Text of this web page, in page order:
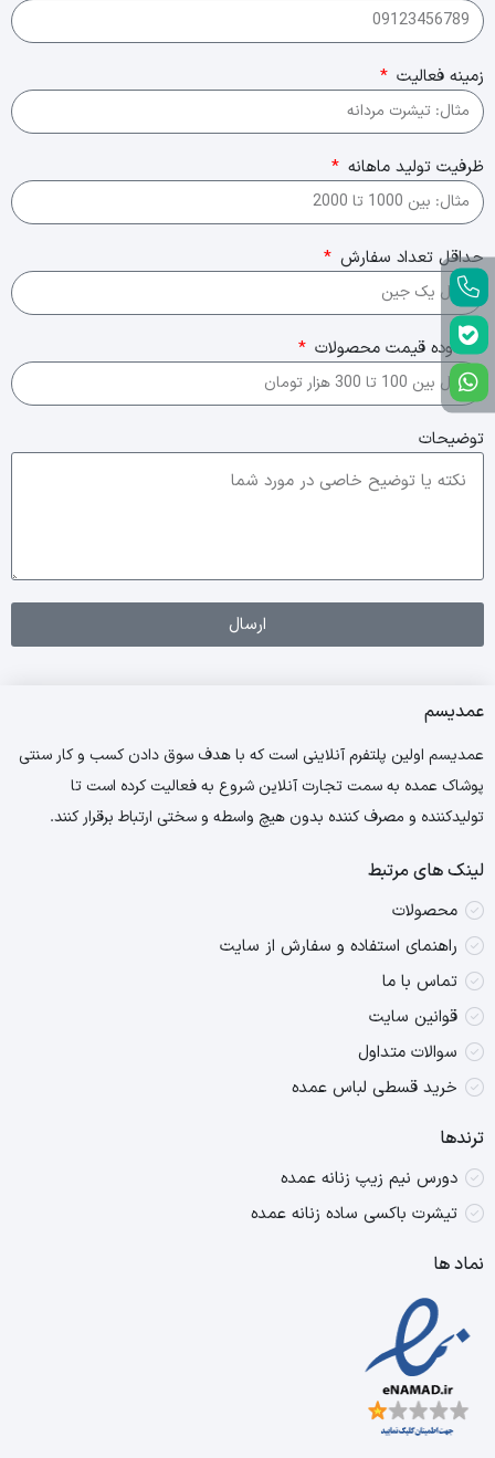
زمینه فعالیت
ظرفیت تولید ماهانه
حداقل تعداد سفارش
محدوده قیمت محصولات
توضیحات
ارسال
عمدیسم
عمدیسم اولین پلتفرم آنلاینی است که با هدف سوق دادن کسب و کار سنتی
پوشاک عمده به سمت تجارت آنلاین شروع به فعالیت کرده است تا
تولیدکننده و مصرف کننده بدون هیچ واسطه و سختی ارتباط برقرار کنند.
لینک های مرتبط
محصولات
راهنمای استفاده و سفارش از سایت
تماس با ما
قوانین سایت
سوالات متداول
خرید قسطی لباس عمده
ترندها
دورس نیم زیپ زنانه عمده
تیشرت باکسی ساده زنانه عمده
نماد ها